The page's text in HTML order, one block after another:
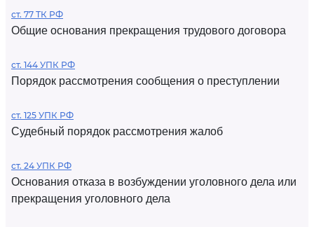
ст. 77 ТК РФ
Общие основания прекращения трудового договора
ст. 144 УПК РФ
Порядок рассмотрения сообщения о преступлении
ст. 125 УПК РФ
Судебный порядок рассмотрения жалоб
ст. 24 УПК РФ
Основания отказа в возбуждении уголовного дела или
прекращения уголовного дела